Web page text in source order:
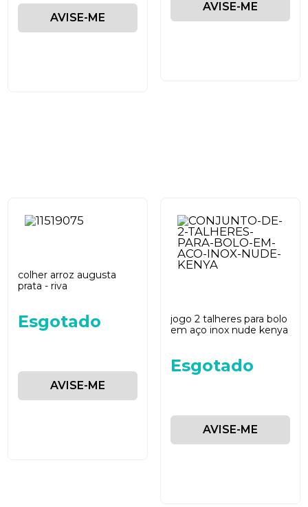
AVISE-ME
AVISE-ME
colher arroz augusta
prata - riva
Esgotado
AVISE-ME
jogo 2 talheres para bolo
em aço inox nude kenya
Esgotado
AVISE-ME